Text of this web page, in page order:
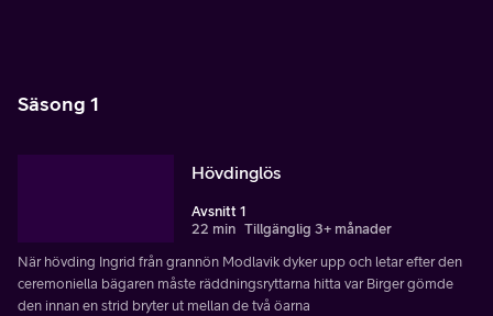
Säsong 1
Hövdinglös
Avsnitt 1
22 min Tillgänglig 3+ månader
När hövding Ingrid från grannön Modlavik dyker upp och letar efter den
ceremoniella bägaren måste räddningsryttarna hitta var Birger gömde
den innan en strid bryter ut mellan de två öarna